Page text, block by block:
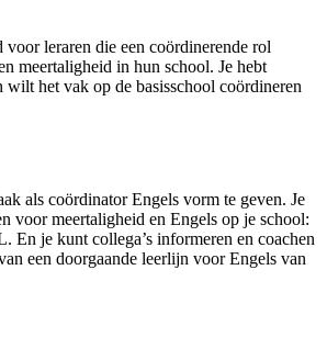
voor leraren die een coördinerende rol
meertaligheid in hun school. Je hebt
wilt het vak op de basisschool coördineren
als coördinator Engels vorm te geven. Je
voor meertaligheid en Engels op je school:
En je kunt collega’s informeren en coachen
een doorgaande leerlijn voor Engels van